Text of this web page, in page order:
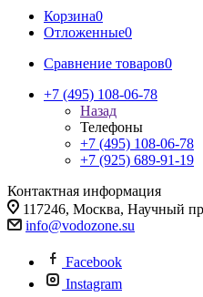
Корзина0
Отложенные0
Сравнение товаров0
+7 (495) 108-06-78
Назад
Телефоны
+7 (495) 108-06-78
+7 (925) 689-91-19
Контактная информация
117246, Москва, Научный
info@vodozone.su
Facebook
Instagram